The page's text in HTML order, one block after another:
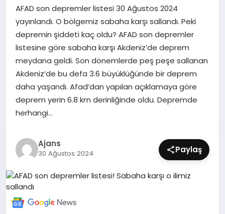
MAGAZIN
SAĞLIK
SIYASET
SPOR
TEKNOLOJI
YAŞAM
AFAD son depremler listesi 30 Ağustos 2024
yayınlandı. O bölgemiz sabaha karşı sallandı. Peki
depremin şiddeti kaç oldu? AFAD son depremler
listesine göre sabaha karşı Akdeniz’de deprem
meydana geldi. Son dönemlerde peş peşe sallanan
Akdeniz’de bu defa 3.6 büyüklüğünde bir deprem
daha yaşandı. Afad’dan yapılan açıklamaya göre
deprem yerin 6.8 km derinliğinde oldu. Depremde
herhangi…
Ajans
30 Ağustos 2024 Paylaş